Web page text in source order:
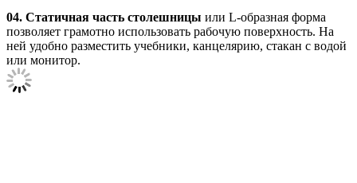
04. Статичная часть столешницы или L-образная форма
позволяет грамотно использовать рабочую поверхность. На
ней удобно разместить учебники, канцелярию, стакан с водой
или монитор.